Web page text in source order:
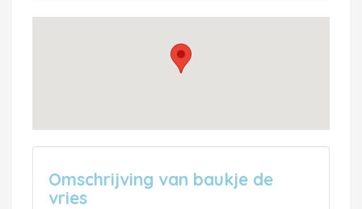
Omschrijving van baukje de
vries